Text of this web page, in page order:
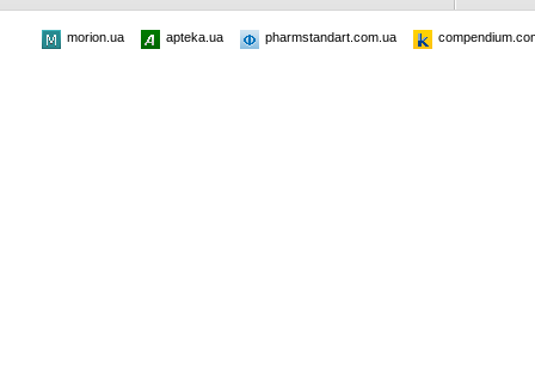
morion.ua apteka.ua pharmstandart.com.ua